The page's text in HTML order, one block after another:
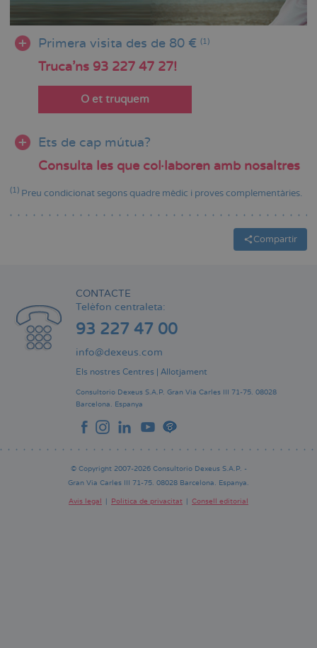
Primera visita des de 80 € (1)
Truca'ns 93 227 47 27!
O et truquem
Ets de cap mútua?
Consulta les que col·laboren amb nosaltres
(1) Preu condicionat segons quadre mèdic i proves complementàries.
Compartir
CONTACTE
Telèfon centraleta:
93 227 47 00
info@dexeus.com
Els nostres Centres | Allotjament
Consultorio Dexeus S.A.P. Gran Via Carles III 71-75. 08028
Barcelona. Espanya
© Copyright 2007-2026 Consultorio Dexeus S.A.P. -
Gran Via Carles III 71-75. 08028 Barcelona. Espanya.
Avís legal Política de privacitat Consell editorial